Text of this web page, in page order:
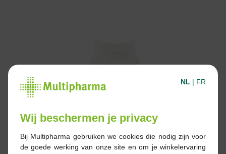
NL | FR
Wij beschermen je privacy
Bij Multipharma gebruiken we cookies die nodig zijn voor
de goede werking van onze site en om je winkelervaring